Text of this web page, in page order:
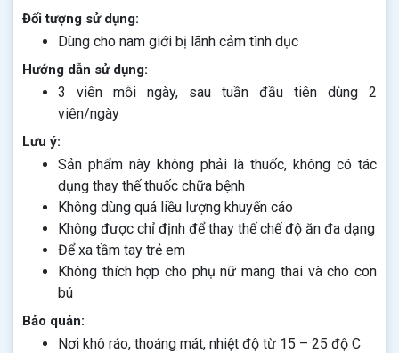
Đối tượng sử dụng:
Dùng cho nam giới bị lãnh cảm tình dục
Hướng dẫn sử dụng:
3 viên mỗi ngày, sau tuần đầu tiên dùng 2
viên/ngày
Lưu ý:
Sản phẩm này không phải là thuốc, không có tác
dụng thay thế thuốc chữa bệnh
Không dùng quá liều lượng khuyến cáo
Không được chỉ định để thay thế chế độ ăn đa dạng
Để xa tầm tay trẻ em
Không thích hợp cho phụ nữ mang thai và cho con
bú
Bảo quản:
Nơi khô ráo, thoáng mát, nhiệt độ từ 15 – 25 độ C